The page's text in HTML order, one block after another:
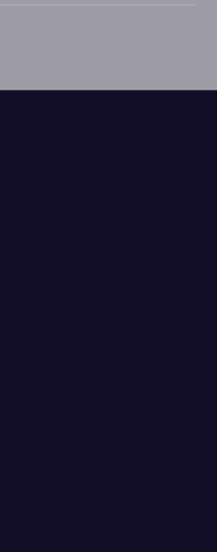
l’IA :
dans un cadre de
à quel point il peut
du code dans
à l’instar de
Heureusement, il